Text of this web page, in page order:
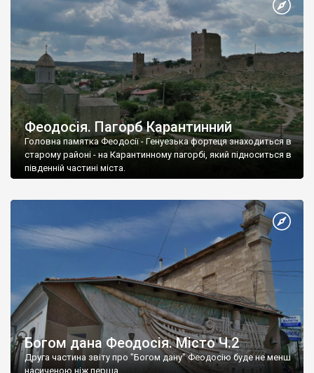
Феодосія. Пагорб Карантинний
Головна памятка Феодосії - Генуезька фортеця знаходиться в
старому районі - на Карантинному пагорбі, який підноситься в
південній частині міста.
Богом дана Феодосія. Місто Ч.2
Друга частина звіту про "Богом дану" Феодосію буде не менш
насиченою ніж перша.